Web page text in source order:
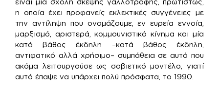
η οποία έχει προφανείς εκλεκτικές συγγένειες με
την αντίληψη που ονομάζουμε, εν ευρεία εννοία,
μαρξισμό, αριστερά, κομμουνιστικό κίνημα και μία
κατά βάθος έκδηλη –κατά βάθος έκδηλη,
αντιφατικό αλλά χρήσιμο– συμπάθεια σε αυτό που
ακόμα λειτουργούσε ως σοβιετικό μοντέλο, γιατί
αυτό έπαψε να υπάρχει πολύ πρόσφατα, το 1990.